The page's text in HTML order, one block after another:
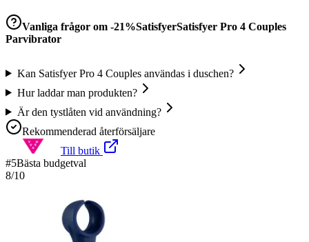
Vanliga frågor om -21%SatisfyerSatisfyer Pro 4 Couples
Parvibrator
Kan Satisfyer Pro 4 Couples användas i duschen?
Hur laddar man produkten?
Är den tystlåten vid användning?
Rekommenderad återförsäljare
Till butik
#5Bästa budgetval
8/10